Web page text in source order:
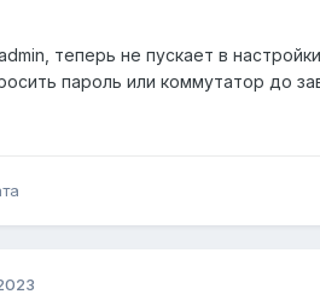
теперь не пускает в
пароль или коммутатор до